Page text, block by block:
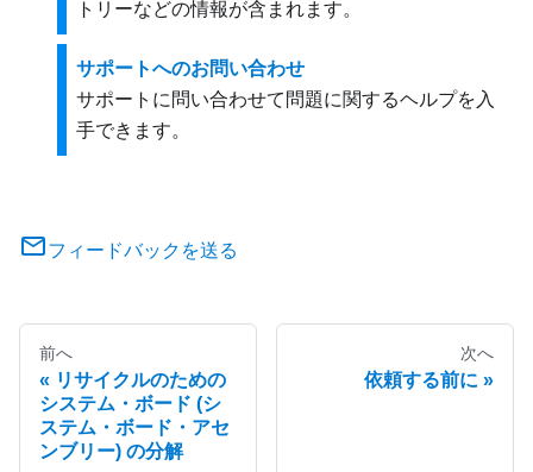
トリーなどの情報が含まれます。
サポートへのお問い合わせ
サポートに問い合わせて問題に関するヘルプを入
手できます。
フィードバックを送る
前へ
リサイクルのための
システム・ボード (シ
ステム・ボード・アセ
ンブリー) の分解
次へ
依頼する前に